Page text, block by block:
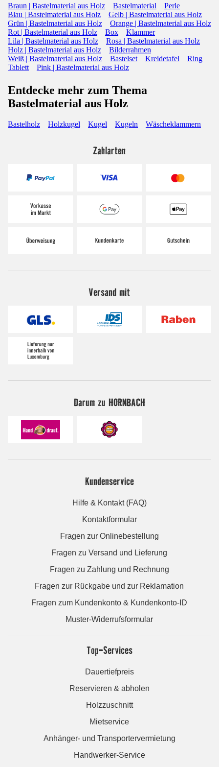
Braun | Bastelmaterial aus Holz Bastelmaterial
Perle
Blau | Bastelmaterial aus Holz
Gelb | Bastelmaterial aus Holz
Grün | Bastelmaterial aus Holz
Orange | Bastelmaterial aus Holz
Rot | Bastelmaterial aus Holz
Box
Klammer
Lila | Bastelmaterial aus Holz
Rosa | Bastelmaterial aus Holz
Holz | Bastelmaterial aus Holz
Bilderrahmen
Weiß | Bastelmaterial aus Holz
Bastelset Kreidetafel
Ring
Tablett
Pink | Bastelmaterial aus Holz
Entdecke mehr zum Thema
Bastelmaterial aus Holz
Bastelholz Holzkugel Kugel Kugeln Wäscheklammern
Zahlarten
Versand mit
Darum zu HORNBACH
Kundenservice
Hilfe & Kontakt (FAQ)
Kontaktformular
Fragen zur Onlinebestellung
Fragen zu Versand und Lieferung
Fragen zu Zahlung und Rechnung
Fragen zur Rückgabe und zur Reklamation
Fragen zum Kundenkonto & Kundenkonto-ID
Muster-Widerrufsformular
Top-Services
Dauertiefpreis
Reservieren & abholen
Holzzuschnitt
Mietservice
Anhänger- und Transportervermietung
Handwerker-Service